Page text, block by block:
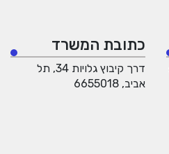
כתובת המשרד
דרך קיבוץ גלויות 34, תל
אביב, 6655018